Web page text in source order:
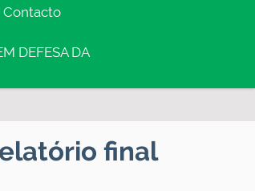
Contacto
DEFESA DA
final